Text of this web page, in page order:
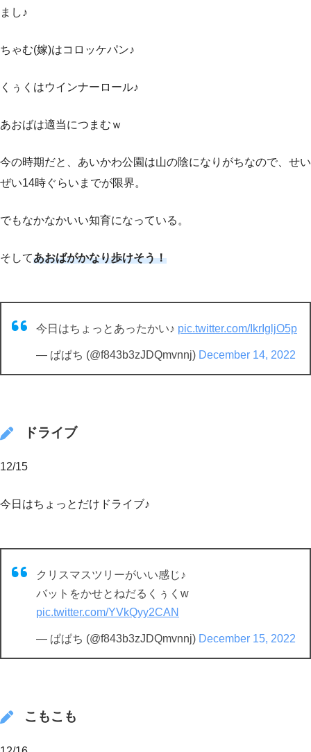
まし♪
ちゃむ(嫁)はコロッケパン♪
くぅくはウインナーロール♪
あおばは適当につまむｗ
今の時期だと、あいかわ公園は山の陰になりがちなので、せい
ぜい14時ぐらいまでが限界。
でもなかなかいい知育になっている。
そしてあおばがかなり歩けそう！
今日はちょっとあったかい♪ pic.twitter.com/IkrIgljO5p
— ぱぱち (@f843b3zJDQmvnnj) December 14, 2022
ドライブ
12/15
今日はちょっとだけドライブ♪
クリスマスツリーがいい感じ♪
バットをかせとねだるくぅくw
pic.twitter.com/YVkQyy2CAN
— ぱぱち (@f843b3zJDQmvnnj) December 15, 2022
こもこも